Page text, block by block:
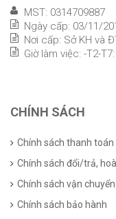
MST: 0314709887
Ngày cấp: 03/11/
Nơi cấp: Sở KH và
Giờ làm việc: -T2-
CHÍNH SÁCH
Chính sách thanh toán
Chính sách đổi/trả,
Chính sách vận chuyển
Chính sách bảo hành